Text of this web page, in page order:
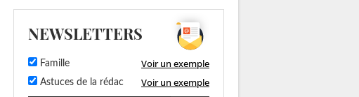
NEWSLETTERS
Famille Voir un exemple
Astuces de la rédac Voir un exemple